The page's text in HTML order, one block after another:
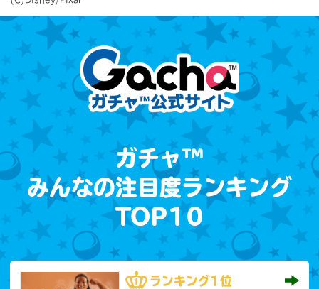
ガチャ™
みんなの注目度ランキング
TOP10
ランキング1位